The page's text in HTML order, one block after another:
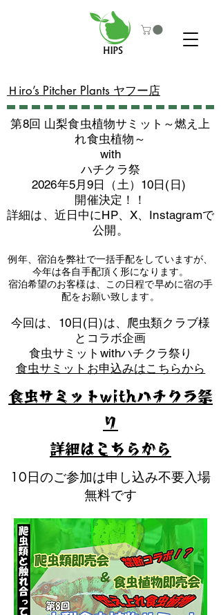
​Ｈiro’s Pitcher Plants ヤフー店
第8回 山梨食虫植物サミット～燃え上
れ食虫植物～
with
​ハチクラ祭
2026年5月9日（土）10日(日)
​開催決定！！
詳細は、近日中にHP、X、Instagramで
公開。
例年、宿泊を弊社で一括手配をしていますが、
今年は各自手配頂く形になります。
​宿泊希望のお客様は、この日程で早めに宿の手
配をお願い致します。
​今回は、10日(日)は、爬虫類クラブ様
とコラボ企画
​食虫サミットwithハチクラ祭り
食虫サミットお申込みはこちらから
10日のご参加は申し込み不要入場
無料です
食虫サミットwithハチクラ祭
り
​詳細はこちらから